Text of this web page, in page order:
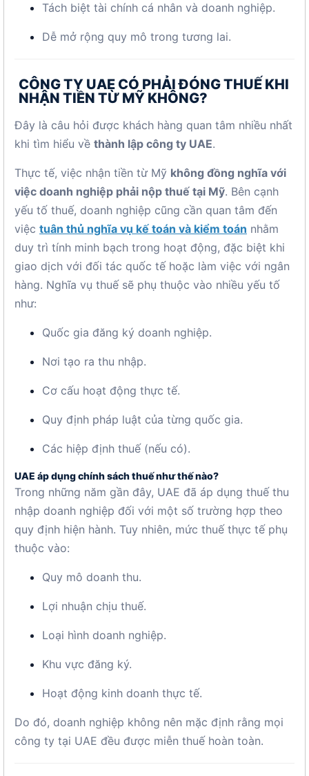
Tách biệt tài chính cá nhân và doanh nghiệp.
Dễ mở rộng quy mô trong tương lai.
CÔNG TY UAE CÓ PHẢI ĐÓNG THUẾ KHI
NHẬN TIỀN TỪ MỸ KHÔNG?
Đây là câu hỏi được khách hàng quan tâm nhiều nhất
khi tìm hiểu về thành lập công ty UAE.
Thực tế, việc nhận tiền từ Mỹ không đồng nghĩa với
việc doanh nghiệp phải nộp thuế tại Mỹ. Bên cạnh
yếu tố thuế, doanh nghiệp cũng cần quan tâm đến
việc tuân thủ nghĩa vụ kế toán và kiểm toán nhằm
duy trì tính minh bạch trong hoạt động, đặc biệt khi
giao dịch với đối tác quốc tế hoặc làm việc với ngân
hàng. Nghĩa vụ thuế sẽ phụ thuộc vào nhiều yếu tố
như:
Quốc gia đăng ký doanh nghiệp.
Nơi tạo ra thu nhập.
Cơ cấu hoạt động thực tế.
Quy định pháp luật của từng quốc gia.
Các hiệp định thuế (nếu có).
UAE áp dụng chính sách thuế như thế nào?
Trong những năm gần đây, UAE đã áp dụng thuế thu
nhập doanh nghiệp đối với một số trường hợp theo
quy định hiện hành. Tuy nhiên, mức thuế thực tế phụ
thuộc vào:
Quy mô doanh thu.
Lợi nhuận chịu thuế.
Loại hình doanh nghiệp.
Khu vực đăng ký.
Hoạt động kinh doanh thực tế.
Do đó, doanh nghiệp không nên mặc định rằng mọi
công ty tại UAE đều được miễn thuế hoàn toàn.